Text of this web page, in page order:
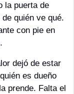
la puerta de
quién ve qué.
con pie en
dejó de estar
es dueño
prende. Falta el